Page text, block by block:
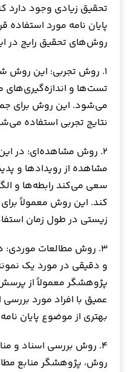
تحقیق زیادی وجود
پایان نامه مورد استفاده
روش‌های تحقیق رایج در
۱. روش تجربی: این روش
تست‌ها و اندازه‌گیری‌های
می‌شود. این روش برای
نتایج تجربی استفاده
۲. روش مشاهده‌ای: در
مشاهده از رویدادها و
سعی می‌کند رابطه‌ها و
کند. این روش معمولاً
زیستی در طول زمان
۳. روش مطالعات موردی:
و دقیقی در مورد یک
پژوهشگر معمولاً از
عمیق با افراد مورد
بهتری از موضوع پایان
۴. روش بررسی اسناد و
روش، پژوهشگر منابع